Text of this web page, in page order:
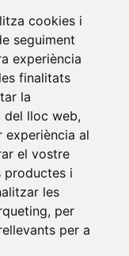
cookies i
seguiment
experiència
finalitats
la
del lloc web,
experiència al
el vostre
productes i
les
, per
per a